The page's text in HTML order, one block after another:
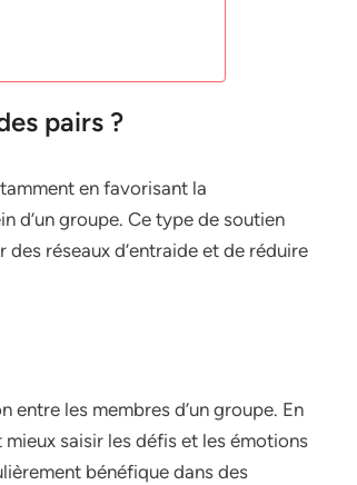
pairs ?
en favorisant la
d’un groupe. Ce type de soutien
réseaux d’entraide et de réduire
les membres d’un groupe. En
saisir les défis et les émotions
bénéfique dans des